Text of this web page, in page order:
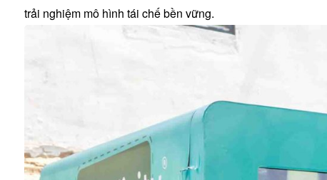
trải nghiệm mô hình tái chế bền vững.